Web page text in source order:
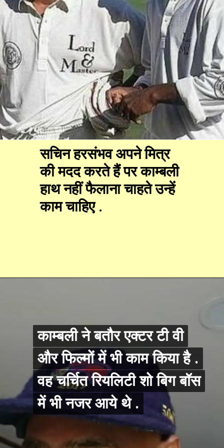
सचिन हरसंभव अपने मित्र
की मदद करते हैं पर काम्बली
हाथ नहीं फैलाना चाहते उन्हें
काम चाहिए .
काम्बली ने बतौर एक्टर टी वी
और फिल्मों में भी काम किया है .
वह चर्चित रियलिटी शो बिग बॉस
में भी नजर आये थे .
काम्बली ने बतौर एक्टर टी वी
और फिल्मों में भी काम किया है .
वह चर्चित रियलिटी शो बिग बॉस
में भी नजर आये थे .